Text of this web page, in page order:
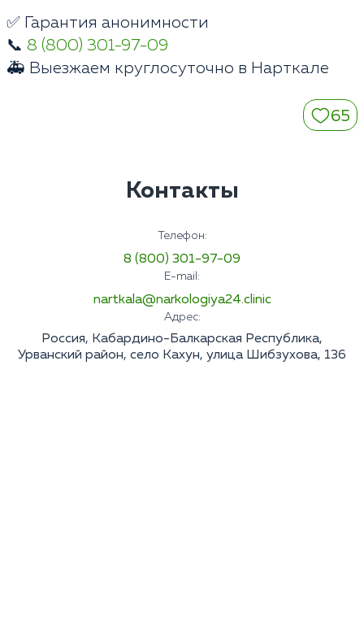
✅ Гарантия анонимности
📞 8 (800) 301-97-09
🚑 Выезжаем круглосуточно в Нарткале
65
Контакты
Телефон:
8 (800) 301-97-09
E-mail:
nartkala@narkologiya24.clinic
Адрес:
Россия, Кабардино-Балкарская Республика,
Урванский район, село Кахун, улица Шибзухова, 136